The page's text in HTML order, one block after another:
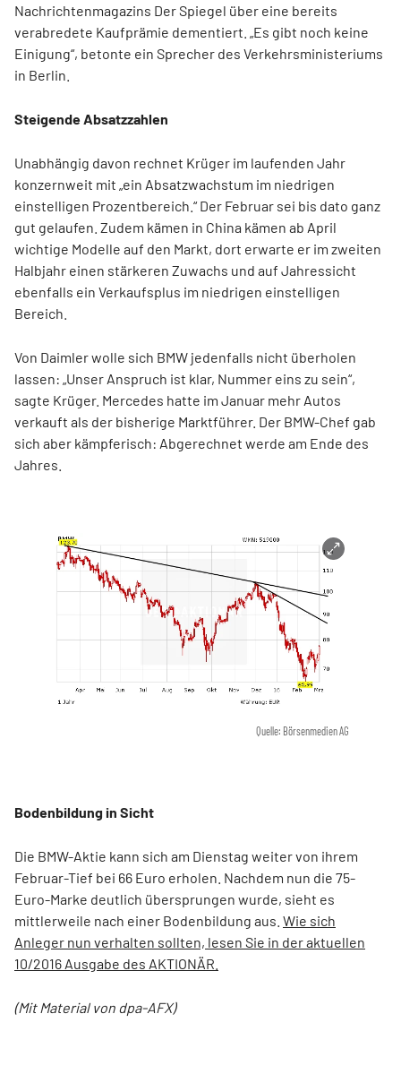
Nachrichtenmagazins Der Spiegel über eine bereits
verabredete Kaufprämie dementiert. „Es gibt noch keine
Einigung“, betonte ein Sprecher des Verkehrsministeriums
in Berlin.
Steigende Absatzzahlen
Unabhängig davon rechnet Krüger im laufenden Jahr
konzernweit mit „ein Absatzwachstum im niedrigen
einstelligen Prozentbereich.“ Der Februar sei bis dato ganz
gut gelaufen. Zudem kämen in China kämen ab April
wichtige Modelle auf den Markt, dort erwarte er im zweiten
Halbjahr einen stärkeren Zuwachs und auf Jahressicht
ebenfalls ein Verkaufsplus im niedrigen einstelligen
Bereich.
Von Daimler wolle sich BMW jedenfalls nicht überholen
lassen: „Unser Anspruch ist klar, Nummer eins zu sein“,
sagte Krüger. Mercedes hatte im Januar mehr Autos
verkauft als der bisherige Marktführer. Der BMW-Chef gab
sich aber kämpferisch: Abgerechnet werde am Ende des
Jahres.
Quelle: Börsenmedien AG
Bodenbildung in Sicht
Die BMW-Aktie kann sich am Dienstag weiter von ihrem
Februar-Tief bei 66 Euro erholen. Nachdem nun die 75-
Euro-Marke deutlich übersprungen wurde, sieht es
mittlerweile nach einer Bodenbildung aus. Wie sich
Anleger nun verhalten sollten, lesen Sie in der aktuellen
10/2016 Ausgabe des AKTIONÄR.
(Mit Material von dpa-AFX)